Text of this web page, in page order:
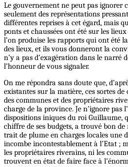
Le gouvernement ne peut pas ignorer
seulement des représentations
différentes reprises à cet égard, mais
ponts et chaussées ont été sur les
l’on produise les rapports qui ont été
des lieux, et ils vous donneront la
n’y a pas d’exagération dans le narré
l’honneur de vous signaler.
On me répondra sans doute que,
existantes sur la matière, ces sortes de
des communes et des propriétaires
charge de la province. Je n’ignore pas
dispositions iniques du roi Guillaume,
chiffre de ses budgets, a trouvé bon
trait de plume en charges locales une
incombe incontestablement à l’Etat ;
les propriétaires riverains, ni les
trouvent en état de faire face à